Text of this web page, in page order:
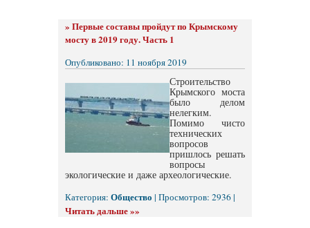
» Первые составы пройдут по Крымскому
мосту в 2019 году. Часть 1
Опубликовано: 11 ноября 2019
Строительство
Крымского моста
было делом
нелегким.
Помимо чисто
технических
вопросов
пришлось решать
вопросы
экологические и даже археологические.
Категория: Общество | Просмотров: 2936 |
Читать дальше »»